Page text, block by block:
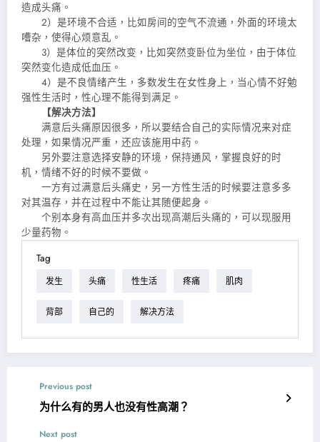
造成头痛。
2）是环境不合适，比如房间的空气不流通，外面的环境太
嘈杂，使得心烦意乱。
3）是体位的突然改变，比如突然变卧位为坐位，由于体位
突然变化造成低血压。
4）是不良情绪产生，多数发生在女性身上，当心情不好勉
强性生活时，性心理不能得到满足。
【解决方法】
满意后头痛原因很多，所以要结合自己的实际情况来对症
处理，如果情况严重，还应该施用中药。
另外要注意选择安静的环境，保持通风，掌握良好的时
机，情绪不好的时候不要做。
一方有过满意后头痛史，另一方性生活的时候要注意多多
对其温存，并在过程中不能让其随便起身。
个别本身有高血压并多次出现高潮后头痛的，可以现服用
少量药物。
Tag
发生 头痛 性生活 疼痛 肌肉
背部 自己的 解决方法
Previous post
为什么有的男人也没有性高潮？
Next post